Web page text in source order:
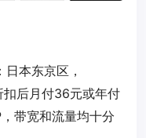
本东京区，
扣后月付36元或年付
带宽和流量均十分